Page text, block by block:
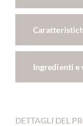
Ingredienti
DETTAGLI DEL